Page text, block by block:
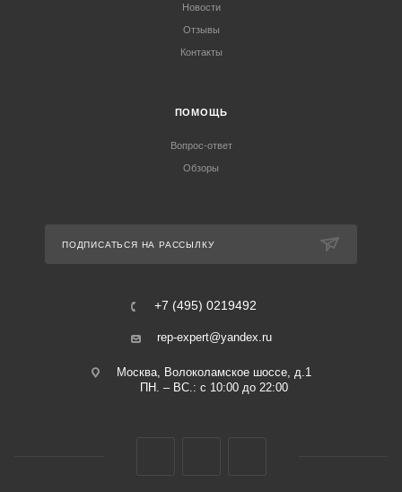
Новости
Отзывы
Контакты
ПОМОЩЬ
Вопрос-ответ
Обзоры
ПОДПИСАТЬСЯ НА РАССЫЛКУ
+7 (495) 0219492
rep-expert@yandex.ru
Москва, Волоколамское шоссе, д.1
ПН. – ВС.: с 10:00 до 22:00